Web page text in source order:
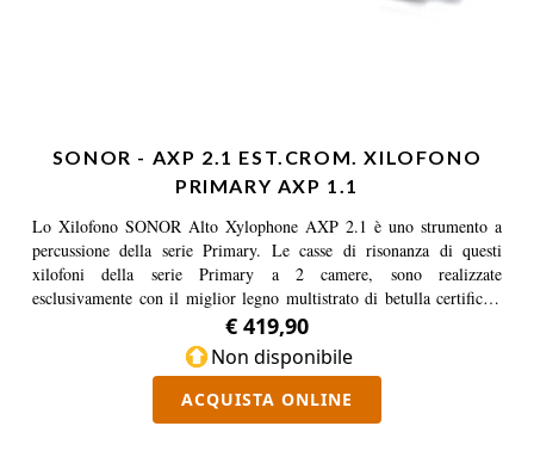
SONOR - AXP 2.1 EST.CROM. XILOFONO
PRIMARY AXP 1.1
Lo Xilofono SONOR Alto Xylophone AXP 2.1 è uno strumento a
percussione della serie Primary. Le casse di risonanza di questi
xilofoni della serie Primary a 2 camere, sono realizzate
esclusivamente con il miglior legno multistrato di betulla certificata
FSC TM e garantiscono una lunga durata e anni di utilizzo. Le barre
in legno di Pao Rosa FSC TM sono intonate su scale fondamentali e
hanno una dimensione 18 mm di spessore e 35 mm di larghezza
rendendo più facile la suonabilità. Estensione Cromatica dello
Xilofono Alto AXP 1.1 costituita da 7 toni C#1, D#1, G#1, C#2,
€ 419,90
Non disponibile
ACQUISTA ONLINE